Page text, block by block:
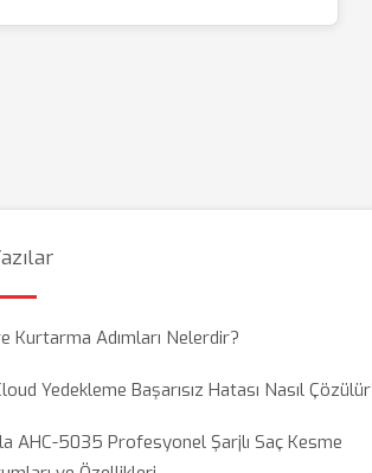
Kurtarma Adımları Nelerdir?
Yedekleme Başarısız Hatası Nasıl
AHC-5035 Profesyonel Şarjlı Saç Kesme